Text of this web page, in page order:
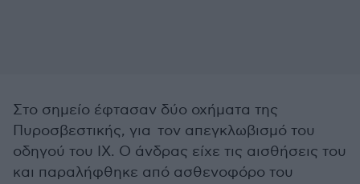
Στο σημείο έφτασαν δύο οχήματα της
Πυροσβεστικής, για τον απεγκλωβισμό του
οδηγού του ΙΧ. Ο άνδρας είχε τις αισθήσεις του
και παραλήφθηκε από ασθενοφόρο του